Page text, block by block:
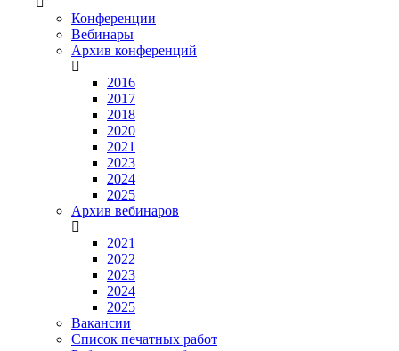
Конференции
Вебинары
Архив конференций
2016
2017
2018
2020
2021
2023
2024
2025
Архив вебинаров
2021
2022
2023
2024
2025
Вакансии
Список печатных работ